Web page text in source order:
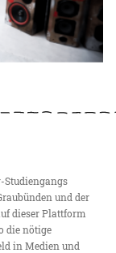
Studiengangs
und der
dieser Plattform
die nötige
in Medien und